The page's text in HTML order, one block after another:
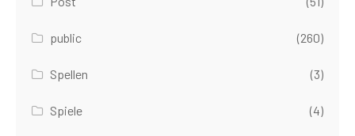
public (260)
Spellen (3)
Spiele (4)